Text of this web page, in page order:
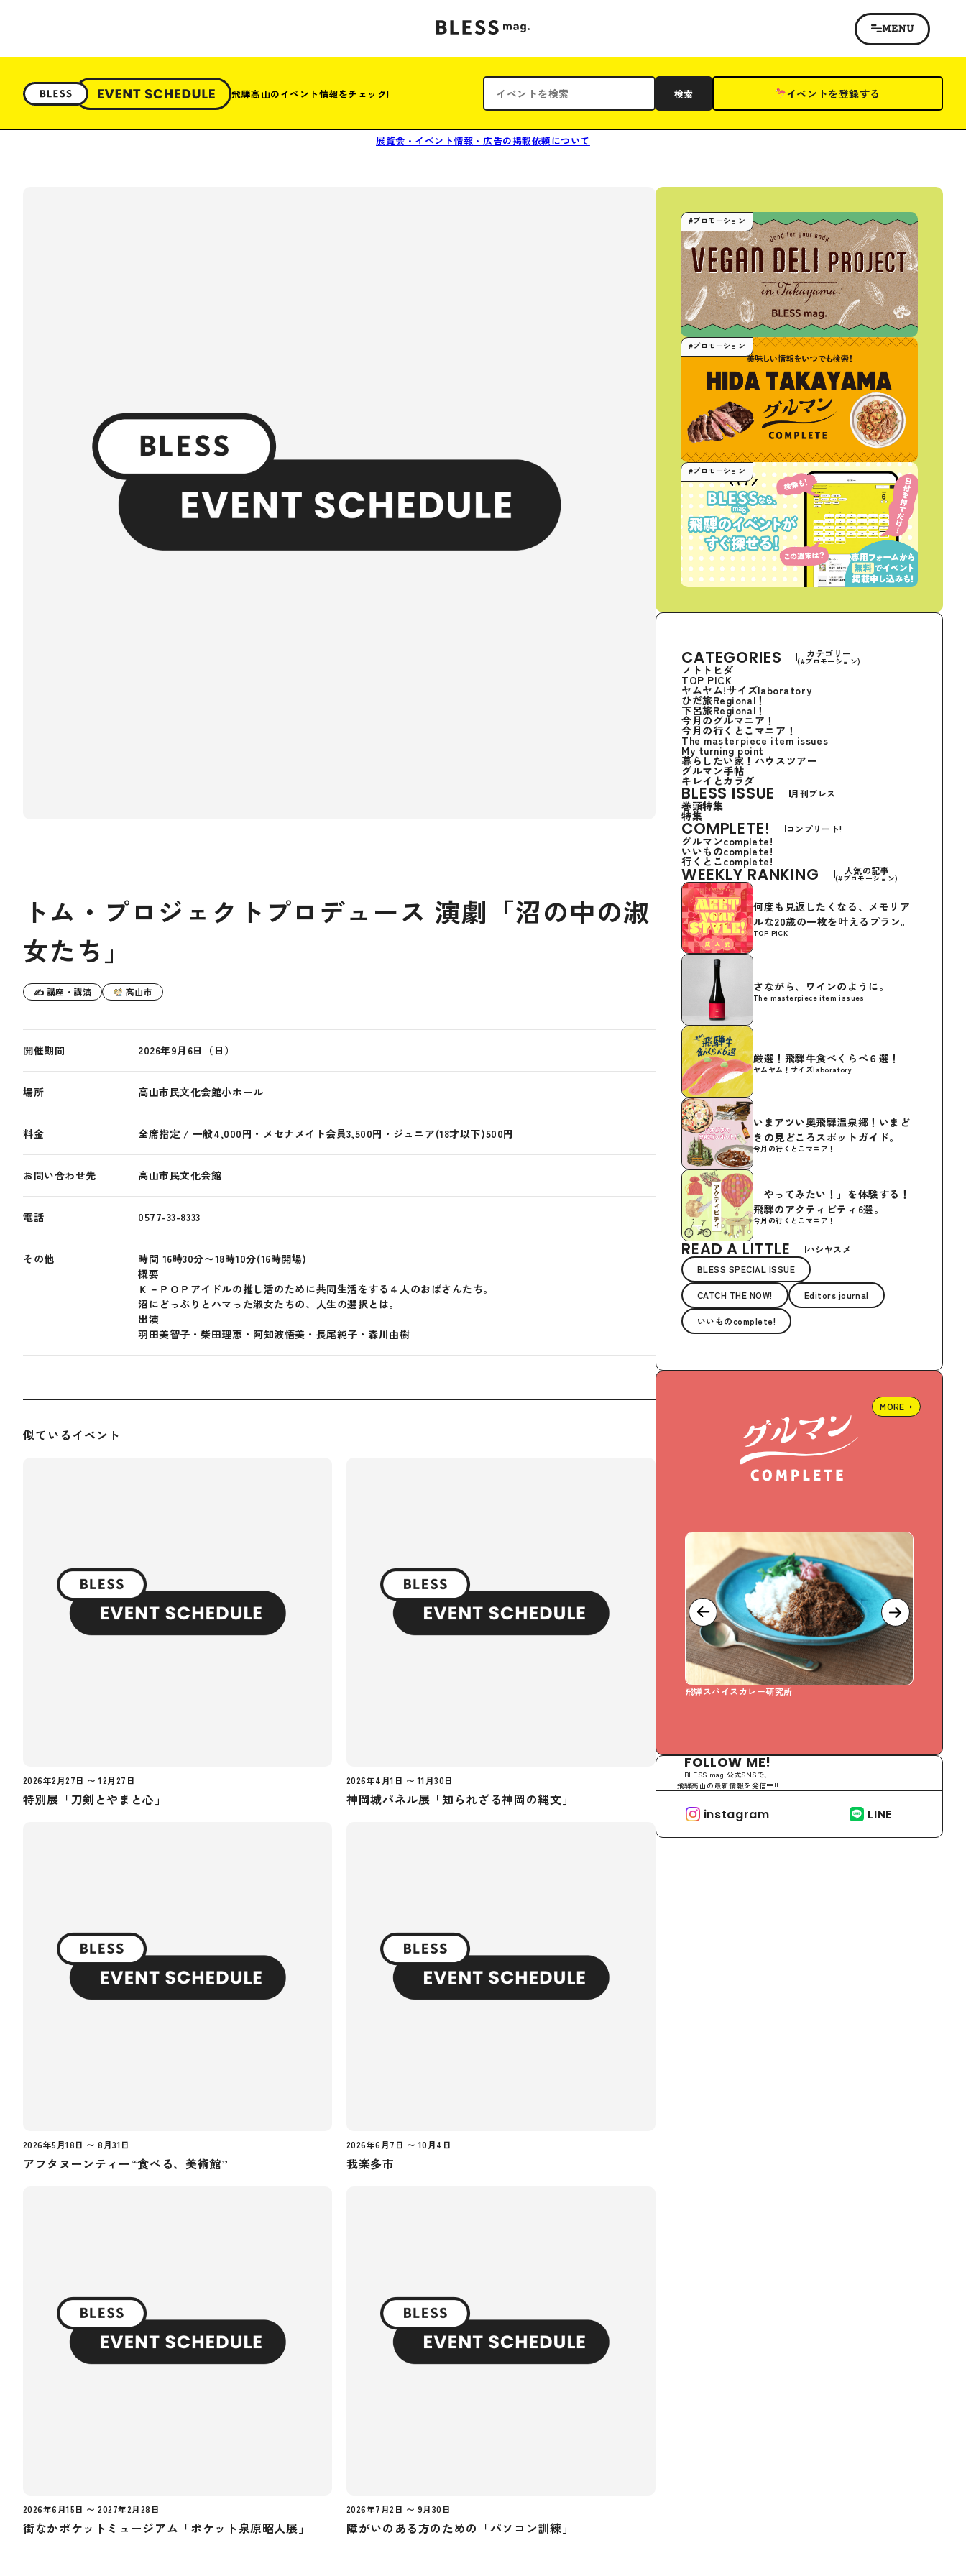
飛騨高山のイベント情報をチェック! 検索 イベントを登録する
展覧会・イベント情報・広告の掲載依頼について
トム・プロジェクトプロデュース 演劇「沼の中の淑
女たち」
✍ 講座・講演 高山市
開催期間 2026年9月6日（日）
場所 高山市民文化会館小ホール
料金 全席指定 / 一般4,000円・メセナメイト会員3,500円・ジュニア(18才以下)500円
お問い合わせ先 高山市民文化会館
電話 0577-33-8333
その他
時間 16時30分〜18時10分(16時開場)
概要
Ｋ－ＰＯＰアイドルの推し活のために共同生活をする４人のおばさんたち。
沼にどっぶりとハマった淑女たちの、人生の選択とは。
出演
羽田美智子・柴田理恵・阿知波悟美・長尾純子・森川由樹
似ているイベント
2026年2月27日 〜 12月27日
特別展「刀剣とやまと心」
2026年4月1日 〜 11月30日
神岡城パネル展「知られざる神岡の縄文」
2026年5月18日 〜 8月31日
アフタヌーンティー“食べる、美術館”
2026年6月7日 〜 10月4日
我楽多市
2026年6月15日 〜 2027年2月28日
街なかポケットミュージアム「ポケット泉原昭人展」
2026年7月2日 〜 9月30日
障がいのある方のための「パソコン訓練」
#プロモーション
#プロモーション
#プロモーション
CATEGORIES カテゴリー
(#プロモーション)
ノトトヒダ
TOP PICK
ヤムヤム!サイズlaboratory
ひだ旅Regional！
下呂旅Regional！
今月のグルマニア！
今月の行くとこマニア！
The masterpiece item issues
My turning point
暮らしたい家！ハウスツアー
グルマン手帖
キレイとカラダ
BLESS ISSUE 月刊ブレス
巻頭特集
特集
COMPLETE! コンプリート!
グルマンcomplete!
いいものcomplete!
行くとこcomplete!
WEEKLY RANKING 人気の記事
(#プロモーション)
TOP PICK
何度も見返したくなる、メモリア
ルな20歳の一枚を叶えるプラン。
The masterpiece item issues
さながら、ワインのように。
ヤムヤム！サイズlaboratory
厳選！飛騨牛食べくらべ６選！
今月の行くとこマニア！
いまアツい奥飛騨温泉郷！いまど
きの見どころスポットガイド。
今月の行くとこマニア！
「やってみたい！」を体験する！
飛騨のアクティビティ6選。
READ A LITTLE
ハシヤスメ
BLESS SPECIAL ISSUE
CATCH THE NOW! Editors journal
いいものcomplete!
MORE→
飛騨スパイスカレー研究所
FOLLOW ME!
BLESS mag.公式SNSで、
飛騨高山の最新情報を発信中!!
instagram LINE